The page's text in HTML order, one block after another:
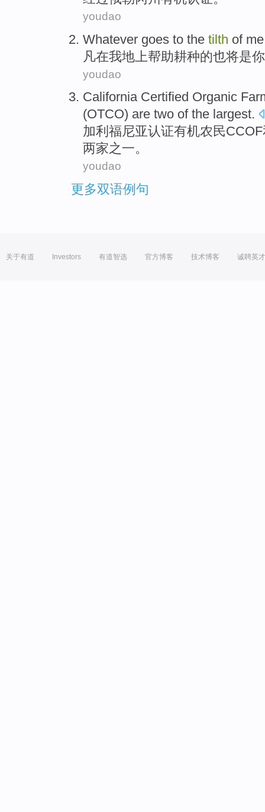
youdao
Whatever goes to the tilth of me
凡在我地上帮助耕种的也将是
youdao
California Certified Organic
(OTCO) are two of the largest.
加利福尼亚认证有机农民CCOF
两家之一。
youdao
更多双语例句
关于有道 Investors 有道智选 官方博客 技术博客 诚聘英才